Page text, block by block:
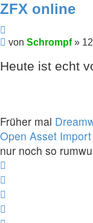
ZFX online
Beitrag
von Schrompf»
Heute ist echt
Früher mal
Open Asset
nur noch so